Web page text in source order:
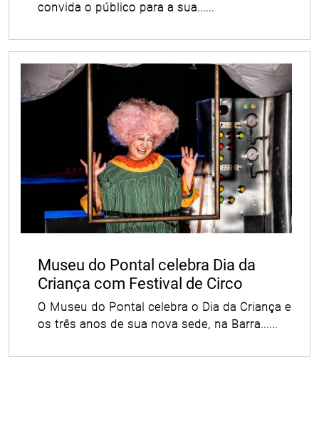
convida o público para a sua......
Museu do Pontal celebra Dia da
Criança com Festival de Circo
O Museu do Pontal celebra o Dia da Criança e
os três anos de sua nova sede, na Barra......